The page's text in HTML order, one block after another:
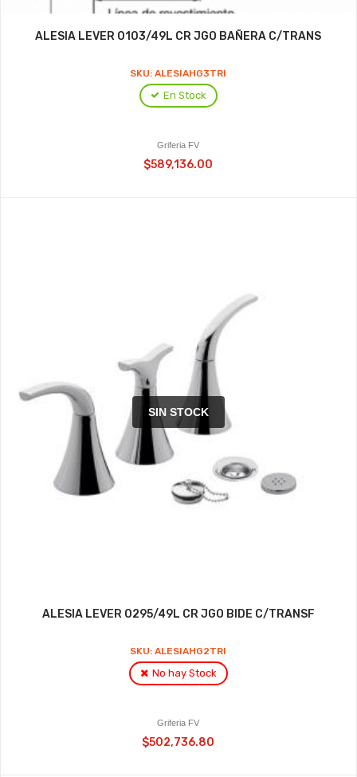
ALESIA LEVER 0103/49L CR JGO BAÑERA C/TRANS
SKU: ALESIAHG3TRI
En Stock
Griferia FV
$589,136.00
SIN STOCK
ALESIA LEVER 0295/49L CR JGO BIDE C/TRANSF
SKU: ALESIAHG2TRI
No hay Stock
Griferia FV
$502,736.80